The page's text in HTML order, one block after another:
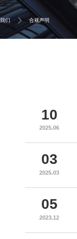
们 合规声明
10
2025.06
03
2025.03
05
2023.12